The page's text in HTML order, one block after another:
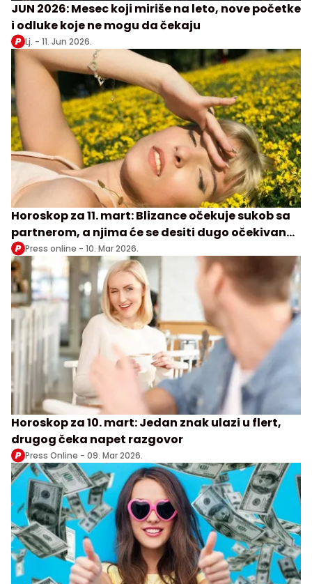
JUN 2026: Mesec koji miriše na leto, nove početke
i odluke koje ne mogu da čekaju
Lj. - 11. Jun 2026.
Horoskop za 11. mart: Blizance očekuje sukob sa
partnerom, a njima će se desiti dugo očekivan
susret
Press online - 10. Mar 2026.
Horoskop za 10. mart: Jedan znak ulazi u flert,
drugog čeka napet razgovor
Press Online - 09. Mar 2026.